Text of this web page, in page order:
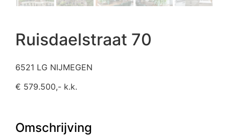
Ruisdaelstraat 70
6521 LG NIJMEGEN
€ 579.500,- k.k.
Omschrijving